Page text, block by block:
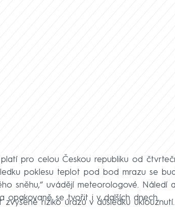
pro celou Českou republiku od
poklesu teplot pod bod mrazu se
sněhu,“ uvádějí meteorologové. Náledí
opakovaně se tvořit i v dalších dnech.
zvýšené riziko úrazů v důsledku